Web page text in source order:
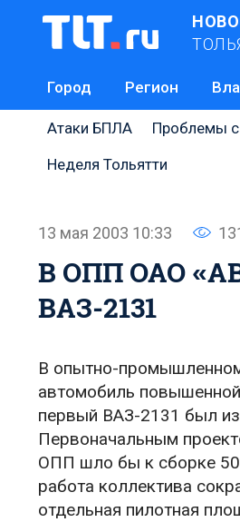
Город Регион
Атаки БПЛА Проблемы
Неделя Тольятти
13 мая 2003 10:33
В ОПП ОАО
ВАЗ-2131
В опытно-
автомобиль
первый ВАЗ-2131 был
Первоначальным
ОПП шло бы к сборке
работа коллектива
отдельная пилотная